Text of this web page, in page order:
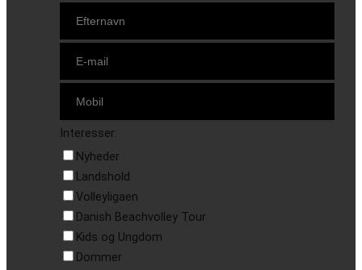
Interesser:
Nyheder
Landshold
Volleyligaen
Danish Beachvolley Tour
Kids og Ungdom
Dommer